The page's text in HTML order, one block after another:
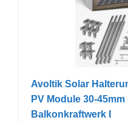
Avoltik Solar
PV Module 30-
Balkonkraftwerk I